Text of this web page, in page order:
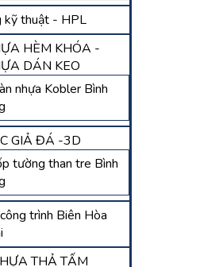
kỹ thuật - HPL
HÈM KHÓA -
DÁN KEO
nhựa Kobler Bình
GIẢ ĐÁ -3D
tường than tre Bình
trình Biên Hòa
THẢ TẤM